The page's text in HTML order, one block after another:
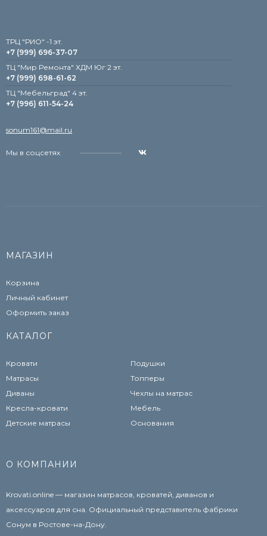
TРЦ "РИО" -1 эт.
+7 (999) 696-37-07
ТЦ "Мир Ремонта" ХДМ Юг 2 эт.
+7 (999) 698-61-62
TЦ "Мебельград" 4 эт.
+7 (996) 611-54-24
sonum161@mail.ru
Мы в соцсетях
МАГАЗИН
Корзина
Личный кабинет
Оформить заказ
КАТАЛОГ
Кровати
Матрасы
Диваны
Кресла-кровати
Детские матрасы
Подушки
Топперы
Чехлы на матрас
Мебель
Основания
О КОМПАНИИ
Krovati.online — магазин матрасов, кроватей, диванов и
аксессуаров для сна. Официальный представитель фабрики
Сонум в Ростове-на-Дону.